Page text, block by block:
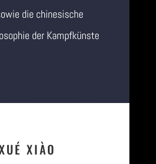
die chinesische
der Kampfkünste
XIÀO